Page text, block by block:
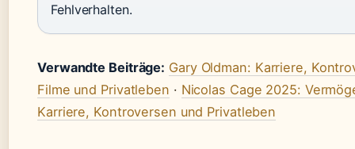
Fehlverhalten.
Verwandte Beiträge: Gary Oldman: Karriere,
Filme und Privatleben · Nicolas Cage 2025:
Karriere, Kontroversen und Privatleben